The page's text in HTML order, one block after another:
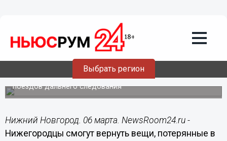
Выбрать регион
06.03.201916:57
Нижегородцы смогут вернуть забытые
в поезде вещи
Услуга возврата вещей доступна для пассажиров
поездов дальнего следования
Нижний Новгород. 06 марта. NewsRoom24.ru -
Нижегородцы смогут вернуть вещи, потерянные в